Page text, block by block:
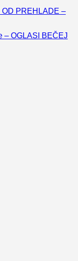
OD PREHLADE –
– OGLASI BEČEJ